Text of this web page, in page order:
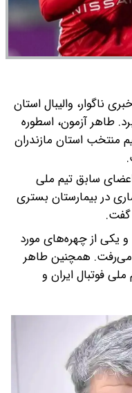
ناگوار، والیبال استان
طاهر آزمون، اسطوره
منتخب استان مازندران
اعضای سابق تیم ملی
در بیمارستان بستری
گفت.
و یکی از چهره‌های مورد
می‌رفت. همچنین طاهر
فوتبال ایران و